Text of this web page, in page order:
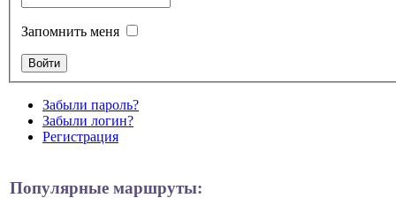
Запомнить меня
Забыли пароль?
Забыли логин?
Регистрация
Популярные маршруты: